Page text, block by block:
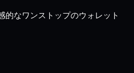
なワンストップのウォレット